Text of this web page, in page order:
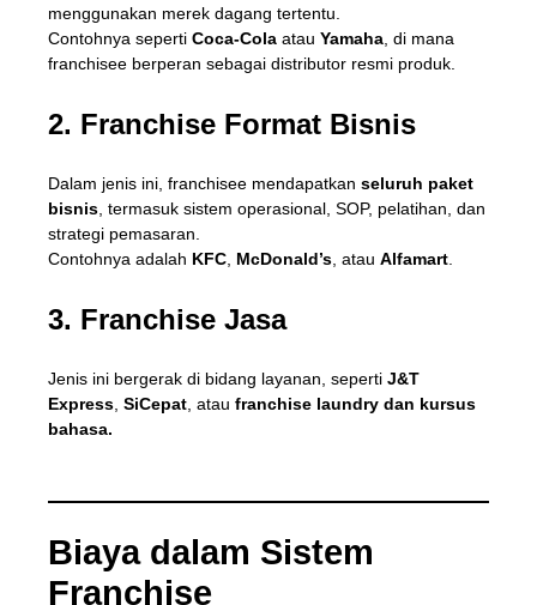
menggunakan merek dagang tertentu.
Contohnya seperti Coca-Colaatau Yamaha, di mana
franchisee berperan sebagai distributor resmi produk.
2. Franchise Format Bisnis
Dalam jenis ini, franchisee mendapatkan seluruh paket
bisnis, termasuk sistem operasional, SOP, pelatihan, dan
strategi pemasaran.
Contohnya adalah KFC, McDonald’s, atau Alfamart.
3. Franchise Jasa
Jenis ini bergerak di bidang layanan, seperti J&T
Express, SiCepat, atau franchise laundry dan kursus
bahasa.
Biaya dalam Sistem
Franchise